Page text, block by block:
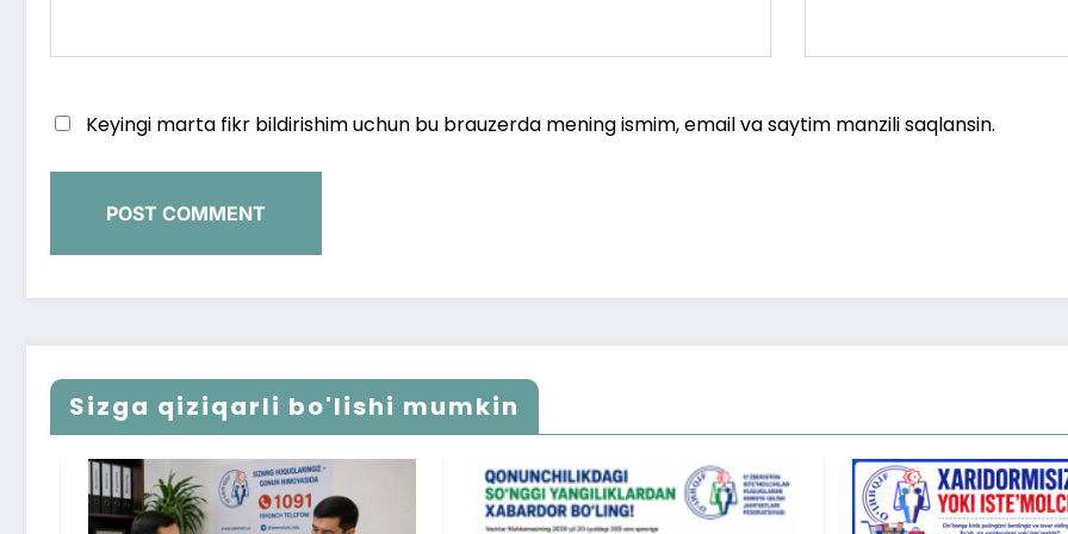
Keyingi marta fikr bildirishim uchun bu brauzerda mening ismim, email va saytim manzili saqlansin.
Sizga qiziqarli bo'lishi mumkin